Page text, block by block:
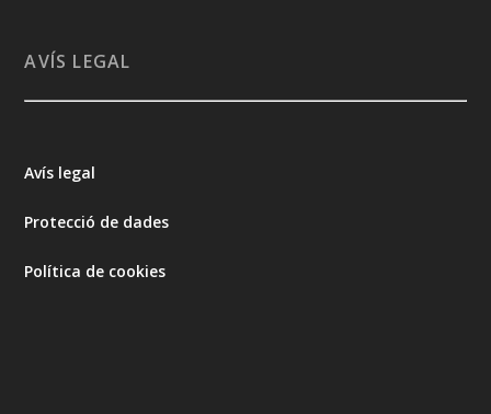
AVÍS LEGAL
Avís legal
Protecció de dades
Política de cookies